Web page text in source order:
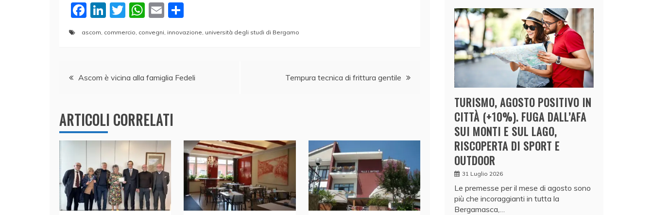
F
b
k
Li
dI
T
w
itt
W
at
A
E
m
ai
o
vi
ascom, commercio, convegni, innovazione, università degli studi di Bergamo
Navigazione
Ascom è vicina alla famiglia Fedeli Tempura tecnica di frittura gentile
ARTICOLI CORRELATI
TURISMO, AGOSTO POSITIVO IN
CITTÀ (+10%). FUGA DALL’AFA
SUI MONTI E SUL LAGO,
RISCOPERTA DI SPORT E
OUTDOOR
31 Luglio 2026
Le premesse per il mese di agosto sono
più che incoraggianti in tutta la
Bergamasca,…